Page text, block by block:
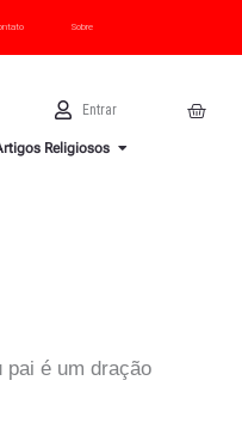
Sobre
Entrar
U
s
e
r
Cart
LIVROS
Religiosos OPEN
pai é um dração